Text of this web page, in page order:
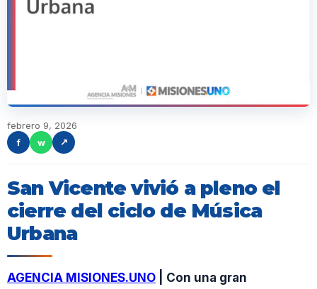
febrero 9, 2026
f
w ↗
San Vicente vivió a pleno el
cierre del ciclo de Música
Urbana
AGENCIA MISIONES.UNO | Con una gran